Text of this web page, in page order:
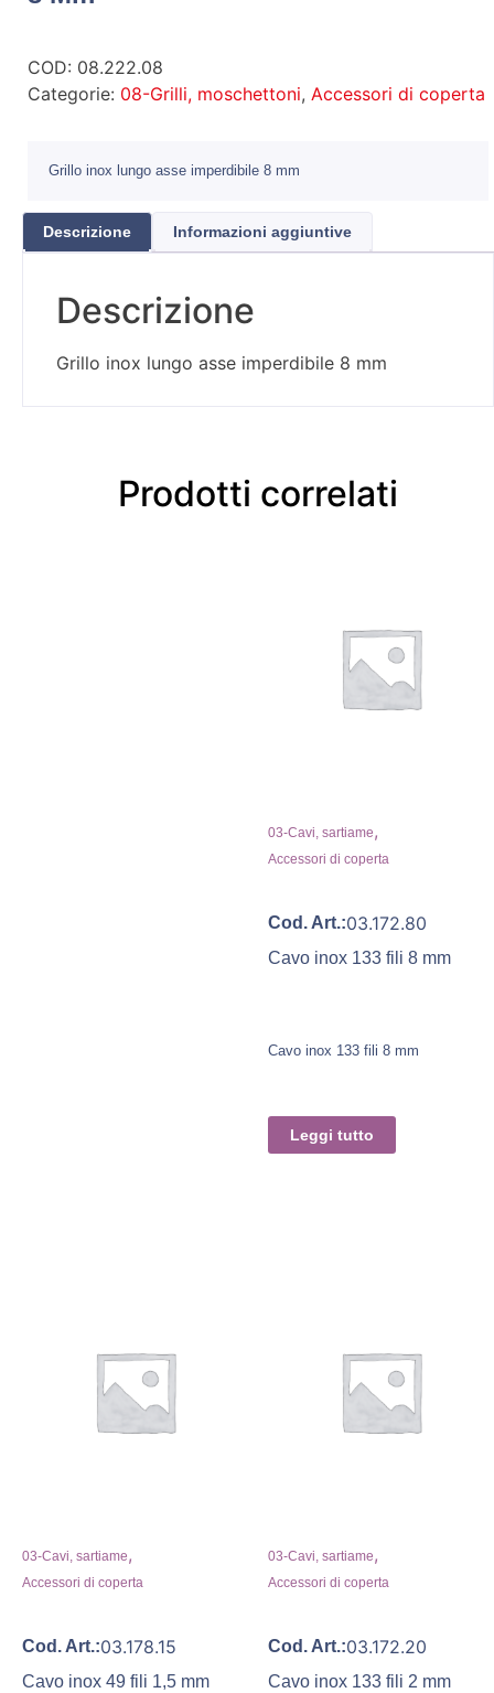
COD: 08.222.08
Categorie: 08-Grilli, moschettoni, Accessori di coperta
Grillo inox lungo asse imperdibile 8 mm
Descrizione Informazioni aggiuntive
Descrizione
Grillo inox lungo asse imperdibile 8 mm
Prodotti correlati
03-Cavi, sartiame,
Accessori di coperta
Cod. Art.:03.172.80
Cavo inox 133 fili 8 mm
Cavo inox 133 fili 8 mm
Leggi tutto
03-Cavi, sartiame,
Accessori di coperta
Cod. Art.:03.178.15
Cavo inox 49 fili 1,5 mm
03-Cavi, sartiame,
Accessori di coperta
Cod. Art.:03.172.20
Cavo inox 133 fili 2 mm